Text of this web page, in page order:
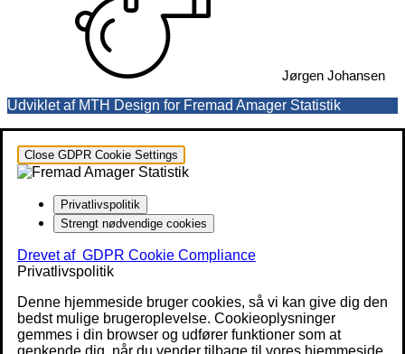
Jørgen Johansen
Udviklet af MTH Design for Fremad Amager Statistik
Close GDPR Cookie Settings
Privatlivspolitik
Strengt nødvendige cookies
Drevet af GDPR Cookie Compliance
Privatlivspolitik
Denne hjemmeside bruger cookies, så vi kan give dig den
bedst mulige brugeroplevelse. Cookieoplysninger
gemmes i din browser og udfører funktioner som at
genkende dig, når du vender tilbage til vores hjemmeside